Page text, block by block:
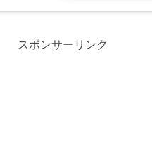
スポンサーリンク